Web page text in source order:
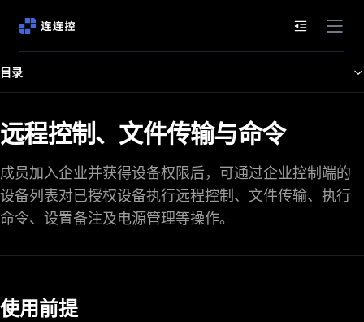
文档目录
目录
远程控制、文件传输与命令
成员加入企业并获得设备权限后，可通过企业控制端的
设备列表对已授权设备执行远程控制、文件传输、执行
命令、设置备注及电源管理等操作。
使用前提